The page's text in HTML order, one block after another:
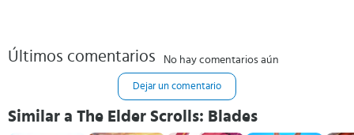
Últimos comentarios No hay comentarios aún
Dejar un comentario
Similar a The Elder Scrolls: Blades